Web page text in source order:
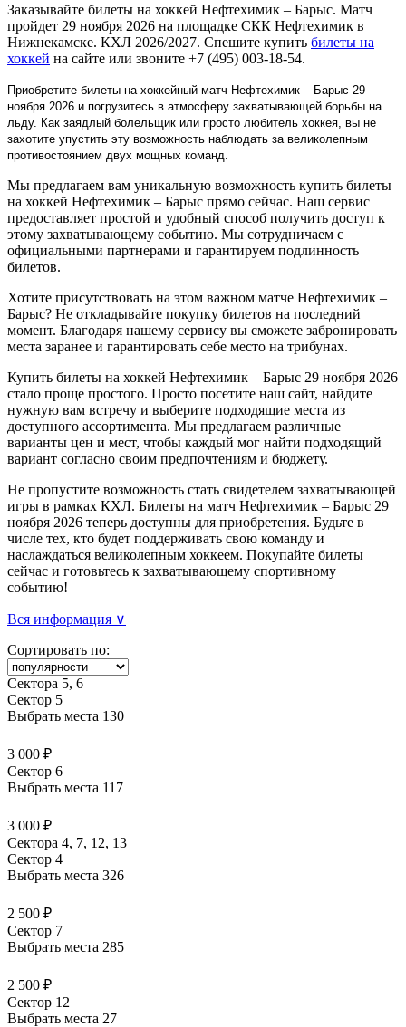
Заказывайте билеты на хоккей Нефтехимик – Барыс. Матч
пройдет 29 ноября 2026 на площадке СКК Нефтехимик в
Нижнекамске. КХЛ 2026/2027. Спешите купить билеты на
хоккей на сайте или звоните +7 (495) 003-18-54.
Приобретите билеты на хоккейный матч Нефтехимик – Барыс 29
ноября 2026 и погрузитесь в атмосферу захватывающей борьбы на
льду. Как заядлый болельщик или просто любитель хоккея, вы не
захотите упустить эту возможность наблюдать за великолепным
противостоянием двух мощных команд.
Мы предлагаем вам уникальную возможность купить билеты
на хоккей Нефтехимик – Барыс прямо сейчас. Наш сервис
предоставляет простой и удобный способ получить доступ к
этому захватывающему событию. Мы сотрудничаем с
официальными партнерами и гарантируем подлинность
билетов.
Хотите присутствовать на этом важном матче Нефтехимик –
Барыс? Не откладывайте покупку билетов на последний
момент. Благодаря нашему сервису вы сможете забронировать
места заранее и гарантировать себе место на трибунах.
Купить билеты на хоккей Нефтехимик – Барыс 29 ноября 2026
стало проще простого. Просто посетите наш сайт, найдите
нужную вам встречу и выберите подходящие места из
доступного ассортимента. Мы предлагаем различные
варианты цен и мест, чтобы каждый мог найти подходящий
вариант согласно своим предпочтениям и бюджету.
Не пропустите возможность стать свидетелем захватывающей
игры в рамках КХЛ. Билеты на матч Нефтехимик – Барыс 29
ноября 2026 теперь доступны для приобретения. Будьте в
числе тех, кто будет поддерживать свою команду и
наслаждаться великолепным хоккеем. Покупайте билеты
сейчас и готовьтесь к захватывающему спортивному
событию!
Вся информация ∨
Сортировать по:
Сектора 5, 6
Сектор 5
Выбрать места 130
3 000 ₽
Сектор 6
Выбрать места 117
3 000 ₽
Сектора 4, 7, 12, 13
Сектор 4
Выбрать места 326
2 500 ₽
Сектор 7
Выбрать места 285
2 500 ₽
Сектор 12
Выбрать места 27